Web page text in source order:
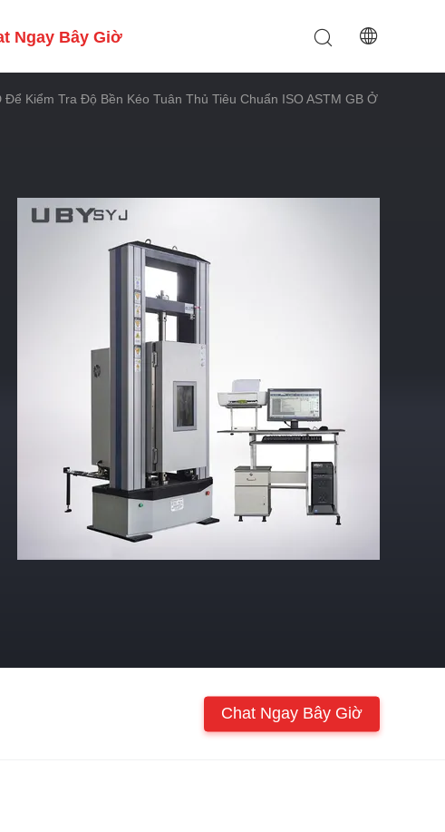
Ngay Bây Giờ
Kiểm Tra Độ Bền Kéo Tuân Thủ Tiêu Chuẩn ISO ASTM GB Ở
Chat Ngay Bây Giờ